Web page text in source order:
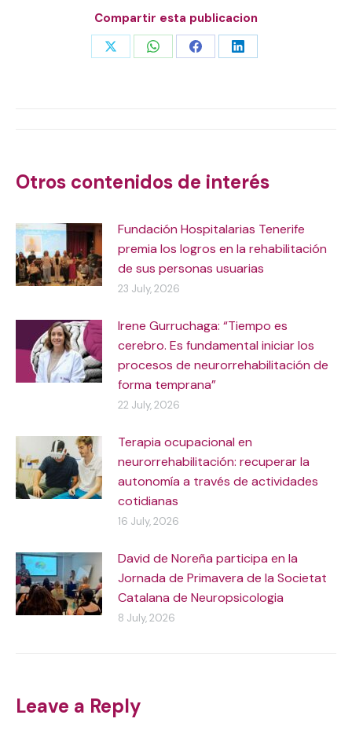
Compartir esta publicacion
Share Share Share Share
Otros contenidos de interés
Fundación Hospitalarias Tenerife
premia los logros en la rehabilitación
de sus personas usuarias
23 July, 2026
Irene Gurruchaga: “Tiempo es
cerebro. Es fundamental iniciar los
procesos de neurorrehabilitación de
forma temprana”
22 July, 2026
Terapia ocupacional en
neurorrehabilitación: recuperar la
autonomía a través de actividades
cotidianas
16 July, 2026
David de Noreña participa en la
Jornada de Primavera de la Societat
Catalana de Neuropsicologia
8 July, 2026
Leave a Reply